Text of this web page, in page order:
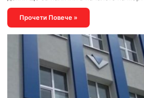
Прочети Повече »